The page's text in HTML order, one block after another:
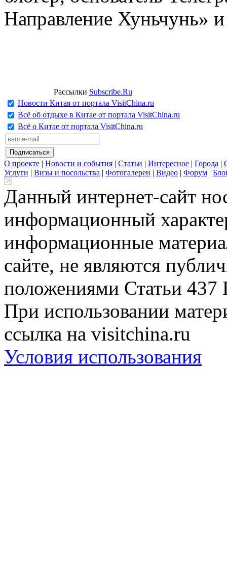
Направление Хуньчунь»
Рассылки Subscribe.Ru
Новости Китая от портала VisitChina.ru
Всё об отдыхе в Китае от портала VisitChina.ru
Всё о Китае от портала VisitChina.ru
О проекте | Новости и события | Статьи | Интересное | Города |
Услуги | Визы и посольства | Фотогалереи | Видео | Форум |
Данный интернет-сайт
информационный
информационные
сайте, не являются
положениями Статьи 437
При использовании
ссылка на visitchina.ru
Условия использования